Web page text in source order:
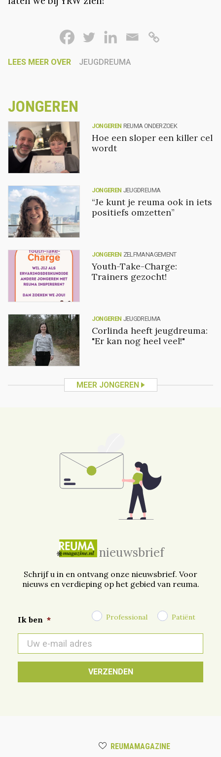
LEES MEER OVER JEUGDREUMA
JONGEREN
JONGEREN REUMA ONDERZOEK
Hoe een sloper een killer cel
wordt
JONGEREN JEUGDREUMA
“Je kunt je reuma ook in iets
positiefs omzetten”
JONGEREN ZELFMANAGEMENT
Youth-Take-Charge:
Trainers gezocht!
JONGEREN JEUGDREUMA
Corlinda heeft jeugdreuma:
"Er kan nog heel veel!"
MEER JONGEREN
nieuwsbrief
Schrijf u in en ontvang onze nieuwsbrief. Voor
nieuws en verdieping op het gebied van reuma.
Ik ben * Professional Patiënt
mail
*
REUMAMAGAZINE